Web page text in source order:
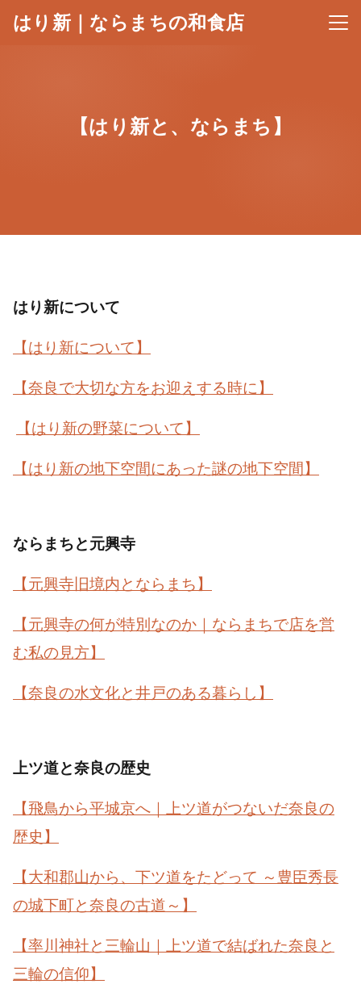
はり新｜ならまちの和食店 メニ
【はり新と、ならまち】
はり新について
【はり新について】
【奈良で大切な方をお迎えする時に】
【はり新の野菜について】
【はり新の地下空間にあった謎の地下空間】
ならまちと元興寺
【元興寺旧境内とならまち】
【元興寺の何が特別なのか｜ならまちで店を営
む私の見方】
【奈良の水文化と井戸のある暮らし】
上ツ道と奈良の歴史
【飛鳥から平城京へ｜上ツ道がつないだ奈良の
歴史】
【大和郡山から、下ツ道をたどって ～豊臣秀長
の城下町と奈良の古道～】
【率川神社と三輪山｜上ツ道で結ばれた奈良と
三輪の信仰】